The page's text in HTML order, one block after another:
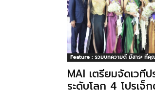
Feature : รวมบทความดี มีสาระ ที่คุ
MAI เตรียมจัดเวที
ระดับโลก 4 โปรเ